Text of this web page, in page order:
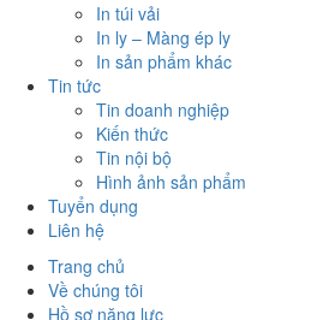
In túi vải
In ly – Màng ép ly
In sản phẩm khác
Tin tức
Tin doanh nghiệp
Kiến thức
Tin nội bộ
Hình ảnh sản phẩm
Tuyển dụng
Liên hệ
Trang chủ
Về chúng tôi
Hồ sơ năng lực